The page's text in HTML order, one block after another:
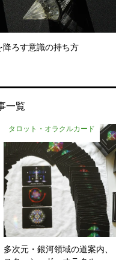
降ろす意識の持ち方
一覧
タロット・オラクルカード
多次元・銀河領域の道案内、